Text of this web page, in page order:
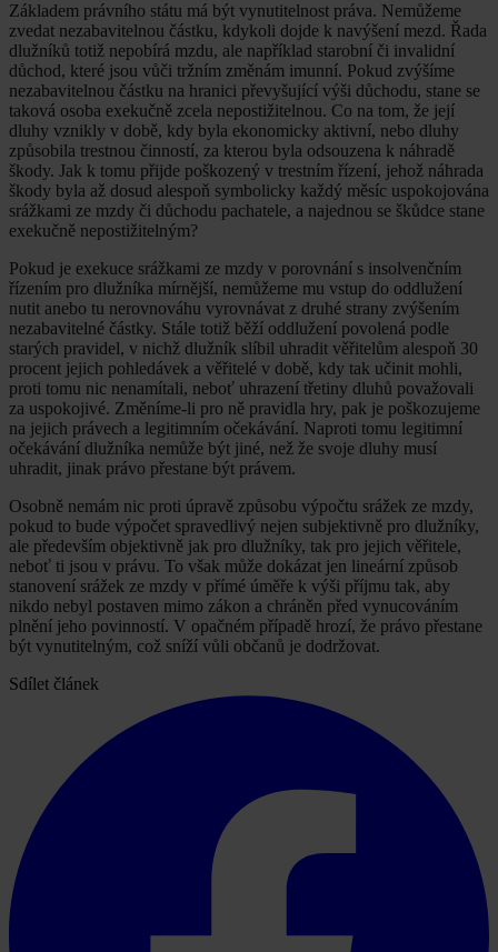
Základem právního státu má být vynutitelnost práva. Nemůžeme
zvedat nezabavitelnou částku, kdykoli dojde k navýšení mezd. Řada
dlužníků totiž nepobírá mzdu, ale například starobní či invalidní
důchod, které jsou vůči tržním změnám imunní. Pokud zvýšíme
nezabavitelnou částku na hranici převyšující výši důchodu, stane se
taková osoba exekučně zcela nepostižitelnou. Co na tom, že její
dluhy vznikly v době, kdy byla ekonomicky aktivní, nebo dluhy
způsobila trestnou činností, za kterou byla odsouzena k náhradě
škody. Jak k tomu přijde poškozený v trestním řízení, jehož náhrada
škody byla až dosud alespoň symbolicky každý měsíc uspokojována
srážkami ze mzdy či důchodu pachatele, a najednou se škůdce stane
exekučně nepostižitelným?
Pokud je exekuce srážkami ze mzdy v porovnání s insolvenčním
řízením pro dlužníka mírnější, nemůžeme mu vstup do oddlužení
nutit anebo tu nerovnováhu vyrovnávat z druhé strany zvýšením
nezabavitelné částky. Stále totiž běží oddlužení povolená podle
starých pravidel, v nichž dlužník slíbil uhradit věřitelům alespoň 30
procent jejich pohledávek a věřitelé v době, kdy tak učinit mohli,
proti tomu nic nenamítali, neboť uhrazení třetiny dluhů považovali
za uspokojivé. Změníme-li pro ně pravidla hry, pak je poškozujeme
na jejich právech a legitimním očekávání. Naproti tomu legitimní
očekávání dlužníka nemůže být jiné, než že svoje dluhy musí
uhradit, jinak právo přestane být právem.
Osobně nemám nic proti úpravě způsobu výpočtu srážek ze mzdy,
pokud to bude výpočet spravedlivý nejen subjektivně pro dlužníky,
ale především objektivně jak pro dlužníky, tak pro jejich věřitele,
neboť ti jsou v právu. To však může dokázat jen lineární způsob
stanovení srážek ze mzdy v přímé úměře k výši příjmu tak, aby
nikdo nebyl postaven mimo zákon a chráněn před vynucováním
plnění jeho povinností. V opačném případě hrozí, že právo přestane
být vynutitelným, což sníží vůli občanů je dodržovat.
Sdílet článek